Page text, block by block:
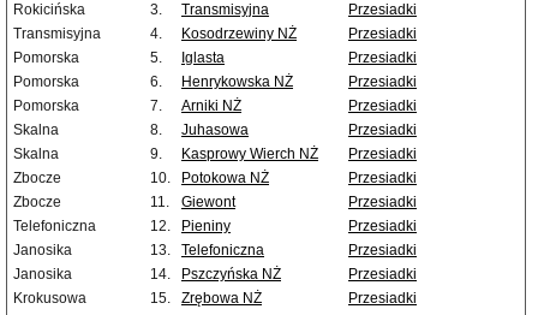
Rokicińska
3. Transmisyjna
Przesiadki
Transmisyjna
4. Kosodrzewiny NŻ
Przesiadki
Pomorska
5. Iglasta
Przesiadki
Pomorska
6. Henrykowska NŻ
Przesiadki
Pomorska
7. Arniki NŻ
Przesiadki
Skalna
8. Juhasowa
Przesiadki
Skalna
9. Kasprowy Wierch NŻ
Przesiadki
Zbocze
10. Potokowa NŻ
Przesiadki
Zbocze
11. Giewont
Przesiadki
Telefoniczna
12. Pieniny
Przesiadki
Janosika
13. Telefoniczna
Przesiadki
Janosika
14. Pszczyńska NŻ
Przesiadki
Krokusowa
15. Zrębowa NŻ
Przesiadki